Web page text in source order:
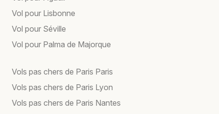
Vol pour Lisbonne
Vol pour Séville
Vol pour Palma de Majorque
Vols pas chers de Paris Paris
Vols pas chers de Paris Lyon
Vols pas chers de Paris Nantes